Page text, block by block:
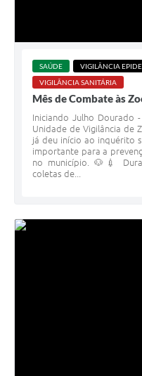
SAÚDE
VIGILÂNCIA
VIGILÂNCIA SANITÁRIA
Mês de Combate às
Iniciando Julho Dourado
Unidade de Vigilância de
já deu início ao inquérito
importante para a
no município. 🐶💉
coletas de...